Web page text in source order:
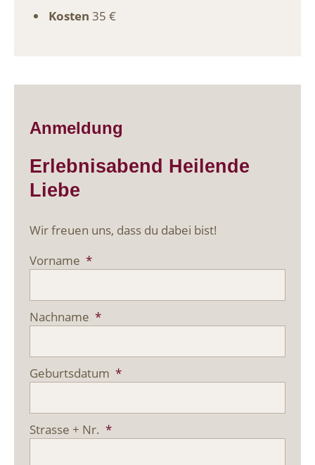
Kosten 35 €
Anmeldung
Erlebnisabend Heilende
Liebe
Wir freuen uns, dass du dabei bist!
Vorname *
Nachname *
Geburtsdatum *
Strasse + Nr. *